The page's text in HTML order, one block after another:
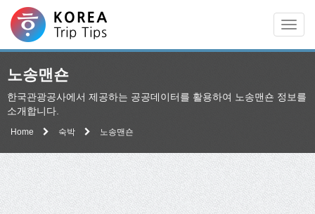
노송맨숀
한국관광공사에서 제공하는 공공데이터를 활용하여 노송맨숀 정보를
소개합니다.
Home 숙박 노송맨숀